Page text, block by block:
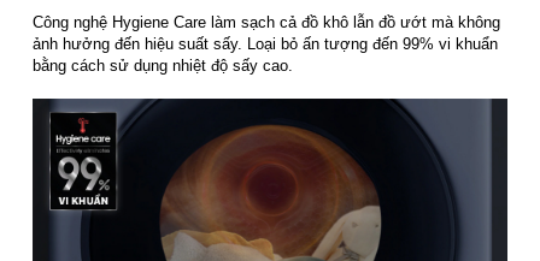
Công nghệ Hygiene Care làm sạch cả đồ khô lẫn đồ ướt mà không
ảnh hưởng đến hiệu suất sấy. Loại bỏ ấn tượng đến 99% vi khuẩn
bằng cách sử dụng nhiệt độ sấy cao.